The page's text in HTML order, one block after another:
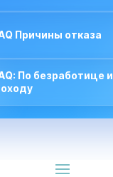
Причины отказа
По безработице и